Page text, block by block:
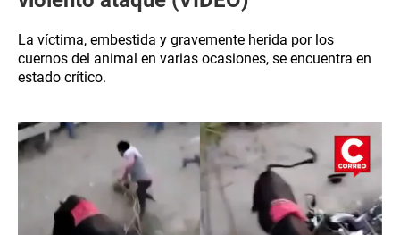
La víctima, embestida y gravemente herida por los
cuernos del animal en varias ocasiones, se encuentra en
estado crítico.